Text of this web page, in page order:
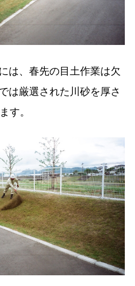
は、春先の目土作業は欠
は厳選された川砂を厚さ
す。